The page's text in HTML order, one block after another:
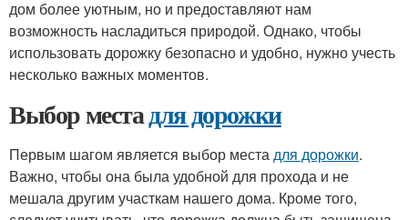
дом более уютным, но и предоставляют нам
возможность насладиться природой. Однако, чтобы
использовать дорожку безопасно и удобно, нужно учесть
несколько важных моментов.
Выбор местадля дорожки
Первым шагом является выбор местадля дорожки.
Важно, чтобы она была удобной для прохода и не
мешала другим участкам нашего дома. Кроме того,